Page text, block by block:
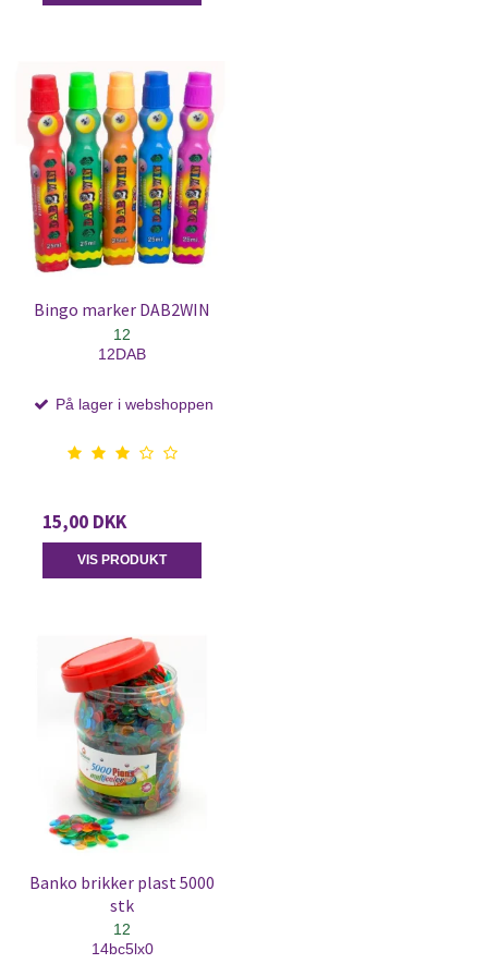
Bingo marker DAB2WIN
12
12DAB
På lager i webshoppen
15,00 DKK
VIS PRODUKT
Banko brikker plast 5000
stk
12
14bc5lx0